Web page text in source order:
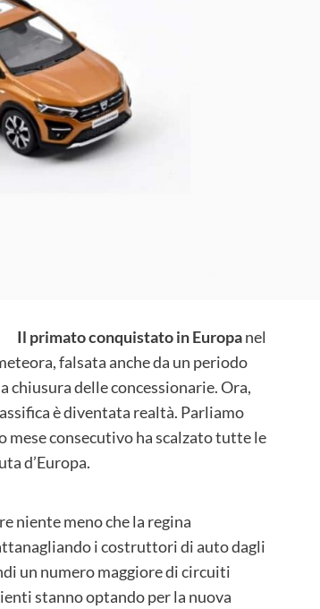
Il primato conquistato in Europanel
falsata anche da un periodo
chiusura delle concessionarie. Ora,
è diventata realtà. Parliamo
mese consecutivo ha scalzato tutte le
d’Europa.
niente meno che la regina
i costruttori di auto dagli
un numero maggiore di circuiti
stanno optando per la nuova